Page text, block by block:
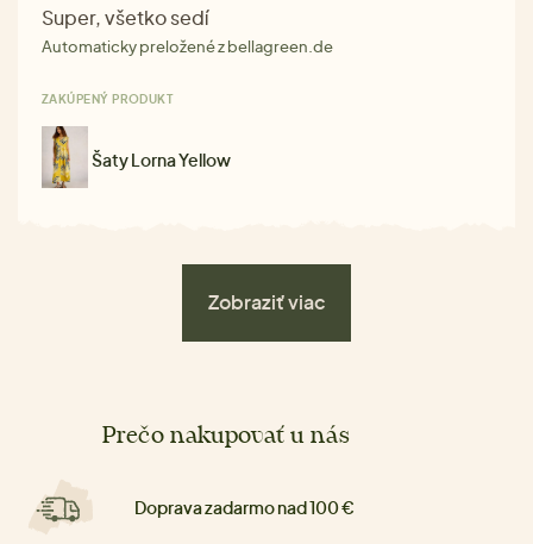
Super, všetko sedí
Automaticky preložené z bellagreen.de
ZAKÚPENÝ PRODUKT
Šaty Lorna Yellow
Zobraziť viac
Prečo nakupovať u nás
Doprava zadarmo nad 100 €